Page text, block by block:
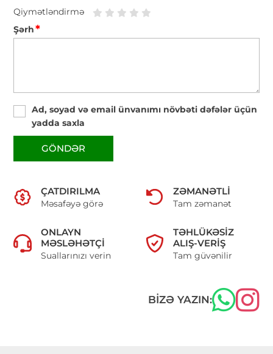
Qiymətləndirmə
Şərh*
Ad, soyad və email ünvanımı növbəti dəfələr üçün
yadda saxla
GÖNDƏR
ÇATDIRILMA
Məsafəyə görə
ZƏMANƏTLI
Tam zəmanət
ONLAYN
MƏSLƏHƏTÇI
Suallarınızı verin
TƏHLÜKƏSIZ
ALIŞ-VERIŞ
Tam güvənilir
BIZƏ YAZIN: